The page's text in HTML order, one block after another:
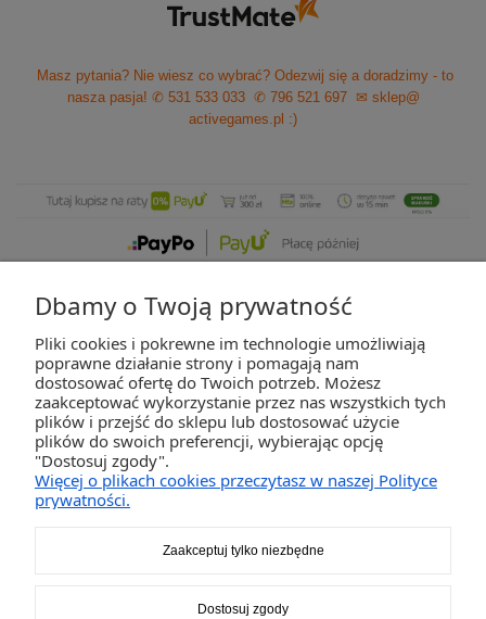
Masz pytania? Nie wiesz co wybrać? Odezwij się a doradzimy - to
nasza pasja! ✆ 531 533 033 ✆ 796 521 697
✉ sklep@
activegames.pl :)
ZAKUPY
POMOC
2K-Invest Sp. j. Ul. Św. Wojciecha 60, 41-922 Radzionków, śląskie NIP: 645-241-94-
Dbamy o Twoją prywatność
Pliki cookies i pokrewne im technologie umożliwiają
poprawne działanie strony i pomagają nam
dostosować ofertę do Twoich potrzeb. Możesz
zaakceptować wykorzystanie przez nas wszystkich tych
plików i przejść do sklepu lub dostosować użycie
plików do swoich preferencji, wybierając opcję
"Dostosuj zgody".
Więcej o plikach cookies przeczytasz w naszej Polityce
prywatności.
Zaakceptuj tylko niezbędne
Dostosuj zgody